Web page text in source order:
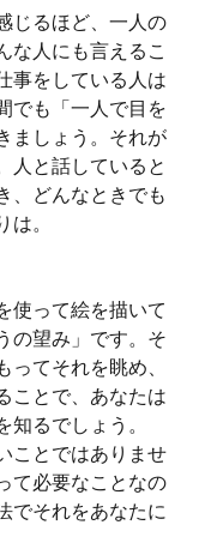
じるほど、一人の
な人にも言えるこ
事をしている人は
でも「一人で目を
ましょう。それが
人と話していると
、どんなときでも
は。
使って絵を描いて
の望み」です。そ
ってそれを眺め、
ことで、あなたは
知るでしょう。
ことではありませ
て必要なことなの
でそれをあなたに